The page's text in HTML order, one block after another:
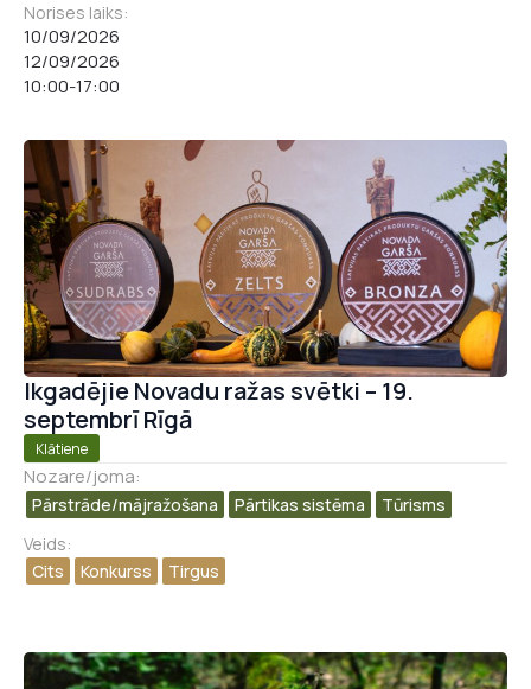
Norises laiks:
10/09/2026
12/09/2026
10:00-17:00
Ikgadējie Novadu ražas svētki – 19.
septembrī Rīgā
Klātiene
Nozare/joma:
Pārstrāde/mājražošana​ Pārtikas sistēma
Tūrisms
Veids:
Cits
Konkurss Tirgus